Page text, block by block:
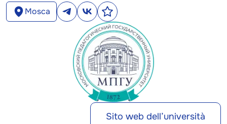
Mosca
Sito web dell’università